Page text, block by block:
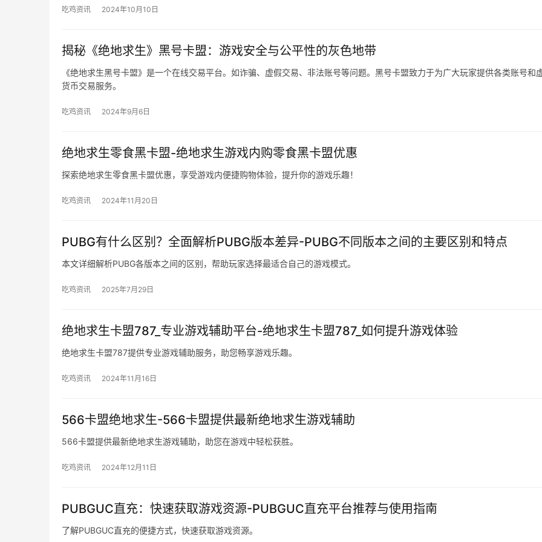
吃鸡资讯 2024年10月10日
揭秘《绝地求生》黑号卡盟：游戏安全与公平性的灰色地带
《绝地求生黑号卡盟》是一个在线交易平台。如诈骗、虚假交易、非法账号等问题。黑号卡盟致力于为广大玩家提供各类账号和
货币交易服务。
吃鸡资讯 2024年9月6日
绝地求生零食黑卡盟-绝地求生游戏内购零食黑卡盟优惠
探索绝地求生零食黑卡盟优惠，享受游戏内便捷购物体验，提升你的游戏乐趣！
吃鸡资讯 2024年11月20日
PUBG有什么区别？全面解析PUBG版本差异-PUBG不同版本之间的主要区别和特点
本文详细解析PUBG各版本之间的区别，帮助玩家选择最适合自己的游戏模式。
吃鸡资讯 2025年7月29日
绝地求生卡盟787_专业游戏辅助平台-绝地求生卡盟787_如何提升游戏体验
绝地求生卡盟787提供专业游戏辅助服务，助您畅享游戏乐趣。
吃鸡资讯 2024年11月16日
566卡盟绝地求生-566卡盟提供最新绝地求生游戏辅助
566卡盟提供最新绝地求生游戏辅助，助您在游戏中轻松获胜。
吃鸡资讯 2024年12月11日
PUBGUC直充：快速获取游戏资源-PUBGUC直充平台推荐与使用指南
了解PUBGUC直充的便捷方式，快速获取游戏资源。